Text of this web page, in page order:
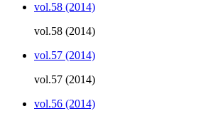
vol.58 (2014)
vol.58 (2014)
vol.57 (2014)
vol.57 (2014)
vol.56 (2014)